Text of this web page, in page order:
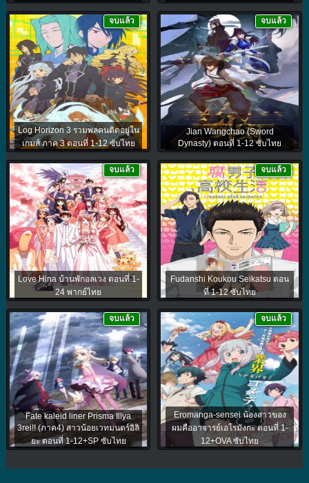
Log Horizon 3 รวมพลคนติดอยู่ใน
เกมส์ ภาค 3 ตอนที่ 1-12 ซับไทย
จบแล้ว
Jian Wangchao (Sword
Dynasty) ตอนที่ 1-12 ซับไทย
จบแล้ว
Love Hina บ้านพักอลเวง ตอนที่ 1-
24 พากย์ไทย
จบแล้ว
Fudanshi Koukou Seikatsu ตอน
ที่ 1-12 ซับไทย
จบแล้ว
Fate kaleid liner Prisma Illya
3rei!! (ภาค4) สาวน้อยเวทมนตร์อิลิ
ยะ ตอนที่ 1-12+SP ซับไทย
จบแล้ว
Eromanga-sensei น้องสาวของ
ผมคืออาจารย์เอโรมังกะ ตอนที่ 1-
12+OVA ซับไทย
จบแล้ว